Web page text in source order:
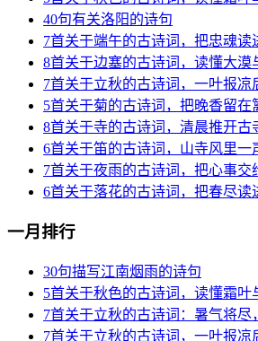
40句有关洛阳的诗句
7首关于端午的古诗词，把忠魂读
8首关于边塞的古诗词，读懂大漠
7首关于立秋的古诗词，一叶报凉
5首关于菊的古诗词，把晚香留在
8首关于寺的古诗词，清晨推开古
6首关于笛的古诗词，山寺风里一
7首关于夜雨的古诗词，把心事交
6首关于落花的古诗词，把春尽读
一月排行
30句描写江南烟雨的诗句
5首关于秋色的古诗词，读懂霜叶
7首关于立秋的古诗词：暑气将尽
7首关于立秋的古诗词，一叶报凉